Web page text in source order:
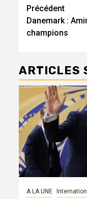
Précédent
Danemark :
champions
ARTICLES
A LA UNE